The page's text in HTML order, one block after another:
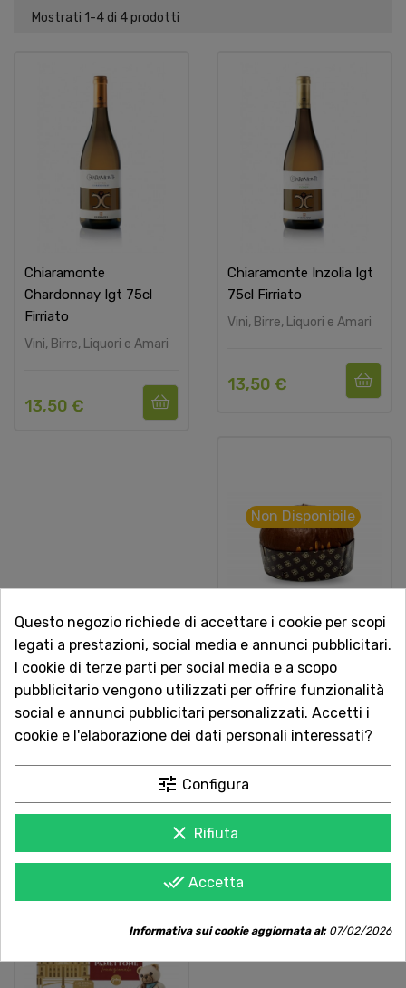
Mostrati 1-4 di 4 prodotti
Chiaramonte
Chardonnay Igt 75cl
Firriato
Vini, Birre, Liquori e Amari
13,50 €
Chiaramonte Inzolia Igt
75cl Firriato
Vini, Birre, Liquori e Amari
13,50 €
Panvegone Al
Cioccolato 850g
Panettone Glassato Al
Cioccolato Veg Sicilia
Non Disponibile
38,00 €
Questo negozio richiede di accettare i cookie per scopi
legati a prestazioni, social media e annunci pubblicitari.
I cookie di terze parti per social media e a scopo
pubblicitario vengono utilizzati per offrire funzionalità
social e annunci pubblicitari personalizzati. Accetti i
cookie e l'elaborazione dei dati personali interessati?
tune Configura
clear Rifiuta
done_all Accetta
Informativa sui cookie aggiornata al:07/02/2026